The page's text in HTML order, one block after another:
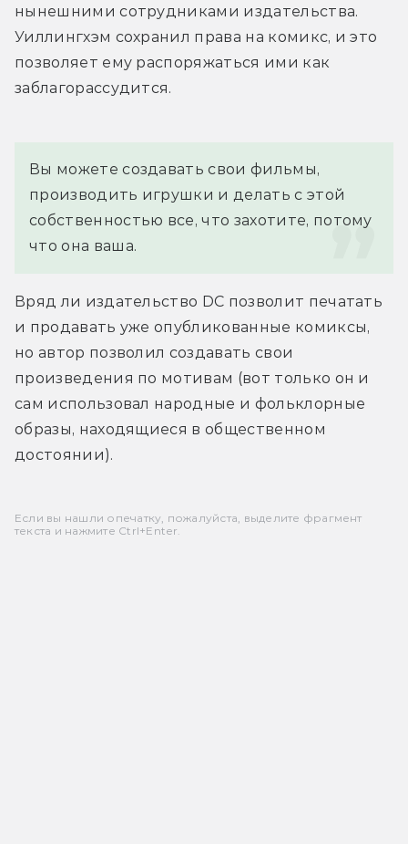
нынешними сотрудниками издательства.
Уиллингхэм сохранил права на комикс, и это
позволяет ему распоряжаться ими как
заблагорассудится.
Вы можете создавать свои фильмы,
производить игрушки и делать с этой
собственностью все, что захотите, потому
что она ваша.
Вряд ли издательство DC позволит печатать
и продавать уже опубликованные комиксы,
но автор позволил создавать свои
произведения по мотивам (вот только он и
сам использовал народные и фольклорные
образы, находящиеся в общественном
достоянии).
Если вы нашли опечатку, пожалуйста, выделите фрагмент
текста и нажмите Ctrl+Enter.